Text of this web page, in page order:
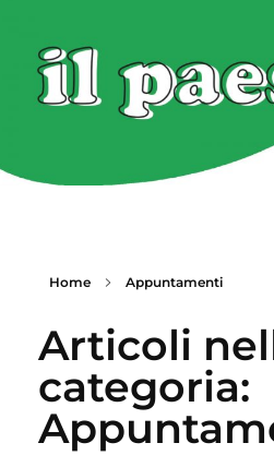
Home Appuntamenti
Articoli
categoria: